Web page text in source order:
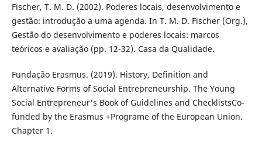
Fischer, T. M. D. (2002). Poderes locais, desenvolvimento e
gestão: introdução a uma agenda. In T. M. D. Fischer (Org.),
Gestão do desenvolvimento e poderes locais: marcos
teóricos e avaliação (pp. 12-32). Casa da Qualidade.
Fundação Erasmus. (2019). History, Definition and
Alternative Forms of Social Entrepreneurship. The Young
Social Entrepreneur's Book of Guidelines and ChecklistsCo-
funded by the Erasmus +Programe of the European Union.
Chapter 1.